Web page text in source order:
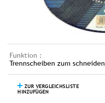
Funktion :
Trennscheiben zum schneiden
ZUR VERGLEICHSLISTE
HINZUFÜGEN